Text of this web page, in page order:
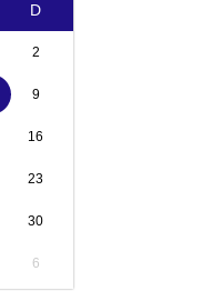
D
2
9
16
23
30
6